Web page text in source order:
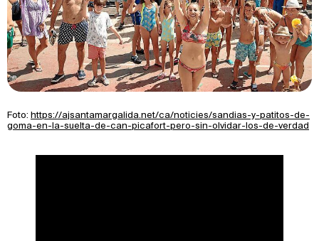
Foto: https://ajsantamargalida.net/ca/noticies/sandias-y-patitos-de-
goma-en-la-suelta-de-can-picafort-pero-sin-olvidar-los-de-verdad